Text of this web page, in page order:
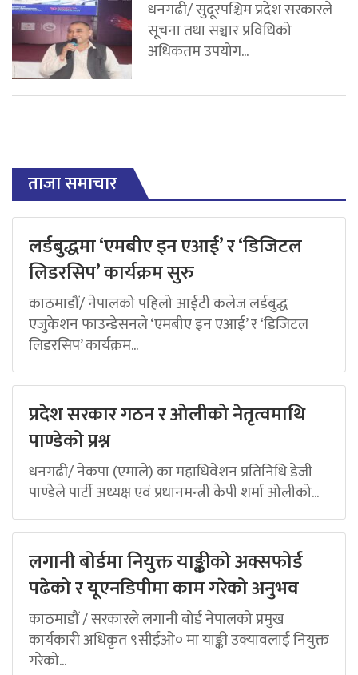
धनगढी/ सुदूरपश्चिम प्रदेश सरकारले
सूचना तथा सञ्चार प्रविधिको
अधिकतम उपयोग...
ताजा समाचार
लर्डबुद्धमा ‘एमबीए इन एआई’ र ‘डिजिटल
लिडरसिप’ कार्यक्रम सुरु
काठमाडौं/ नेपालको पहिलो आईटी कलेज लर्डबुद्ध
एजुकेशन फाउन्डेसनले ‘एमबीए इन एआई’ र ‘डिजिटल
लिडरसिप’ कार्यक्रम...
प्रदेश सरकार गठन र ओलीको नेतृत्वमाथि
पाण्डेको प्रश्न
धनगढी/ नेकपा (एमाले) का महाधिवेशन प्रतिनिधि डेजी
पाण्डेले पार्टी अध्यक्ष एवं प्रधानमन्त्री केपी शर्मा ओलीको...
लगानी बोर्डमा नियुक्त याङ्कीको अक्सफोर्ड
पढेको र यूएनडिपीमा काम गरेको अनुभव
काठमाडौं / सरकारले लगानी बोर्ड नेपालको प्रमुख
कार्यकारी अधिकृत ९सीईओ० मा याङ्की उक्यावलाई नियुक्त
गरेको...